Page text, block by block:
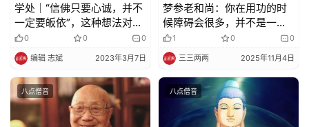
学处｜“信佛只要心诚，并不
一定要皈依”，这种想法对
吗？
0 0 0
编辑 志斌 2023年3月7日
梦参老和尚：你在用功的时
候障碍会很多，并不是一帆
风顺的
1 0 0
三三两两 2025年11月4日
八点僧音 八点僧音